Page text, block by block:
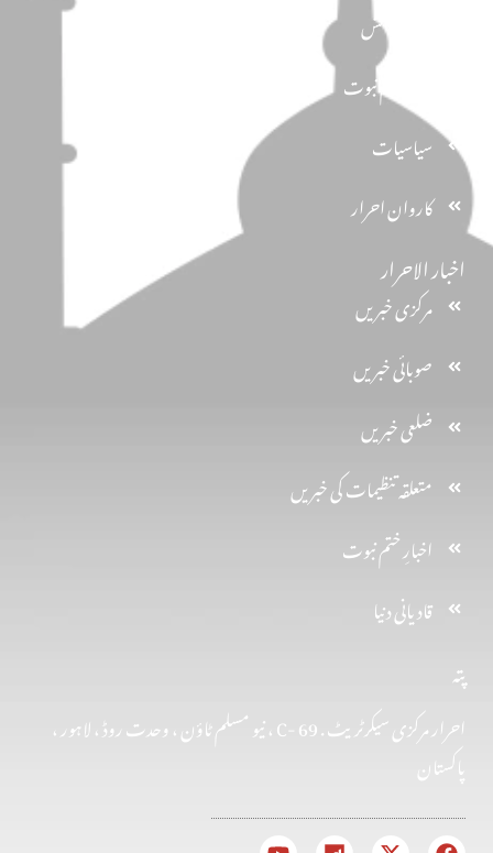
پتہ
احرار مرکزی سیکرٹریٹ . 69 -C ، نیو مسلم ٹاؤن ، وحدت روڈ ، لاہور ،
پاکستان
اخبار الاحرار
مرکزی خبریں
صوبائی خبریں
ضلعی خبریں
متعلقہ تنظیمات کی خبریں
اخبارِ ختم نبوت
قادیانی دنیا
دین و دانش
تحفظ ختم نبوت
سیاسیات
کاروان احرار